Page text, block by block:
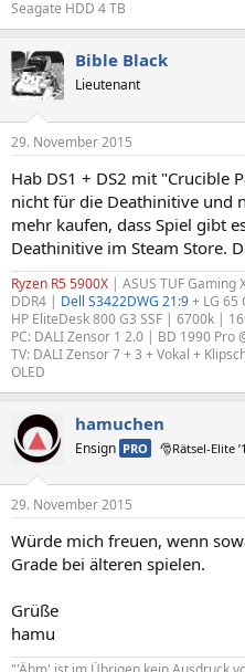
Seagate HDD 4 TB
Bible Black
Lieutenant
29. November 2015
Hab DS1 + DS2 mit "Crucible
nicht für die Deathinitive und
mehr kaufen, dass Spiel gibt
Deathinitive im Steam Store.
Ryzen R5 5900X | ASUS TUF Gaming
DDR4 | Dell S3422DWG 21:9+ LG 65
HP EliteDesk 800 G3 SSF | 6700k |
PC: DALI Zensor 1 2.0 | BD 1990 Pro
TV: DALI Zensor 7 + 3 + Vokal +
OLED
hamuchen
Ensign PRO 🎅Rätsel-Elite
29. November 2015
Würde mich freuen, wenn
Grade bei älteren spielen.
Grüße
hamu